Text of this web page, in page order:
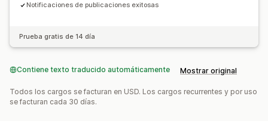
Notificaciones de publicaciones exitosas
Prueba gratis de 14 día
Contiene texto traducido automáticamente Mostrar original
Todos los cargos se facturan en USD. Los cargos recurrentes y por uso
se facturan cada 30 días.